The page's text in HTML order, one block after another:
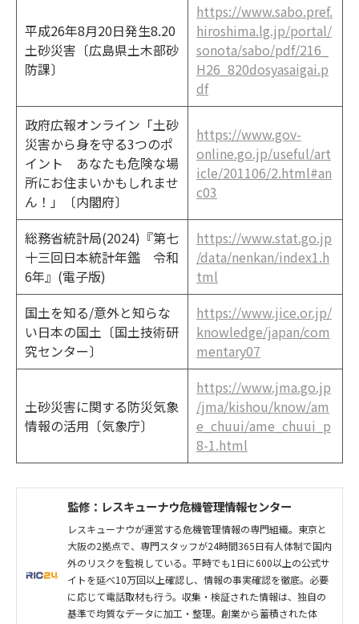
平成26年8月20日発生8.20
土砂災害〔広島県土木部砂
防課〕
https://www.sabo.pref.
hiroshima.lg.jp/portal/
sonota/sabo/pdf/216_
H26_820dosyasaigai.p
df
政府広報オンライン「土砂
災害から身を守る3つのポ
イント あなたも危険な場
所にお住まいかもしれませ
ん！」〔内閣府〕
https://www.gov-
online.go.jp/useful/art
icle/201106/2.html#an
c03
総務省統計局(2024)『第七
十三回日本統計年鑑 令和
6年』(電子版)
https://www.stat.go.jp
/data/nenkan/index1.h
tml
国土を知る/意外と知らな
い日本の国土〔国土技術研
究センター〕
https://www.jice.or.jp/
knowledge/japan/com
mentary07
土砂災害に関する防災気象
情報の活用〔気象庁〕
https://www.jma.go.jp
/jma/kishou/know/am
e_chuui/ame_chuui_p
8-1.html
監修：レスキューナウ危機管理情報センター
レスキューナウが運営する危機管理情報の専門組織。東京と
大阪の2拠点で、専門スタッフが24時間365日有人体制で国内
外のリスクを監視している。平時でも1日に600以上の公式サ
イトを延べ10万回以上確認し、情報の事実確認を徹底。必要
に応じて電話取材も行う。収集・検証された情報は、独自の
基準で均質なデータに加工・整理。創業から蓄積された体